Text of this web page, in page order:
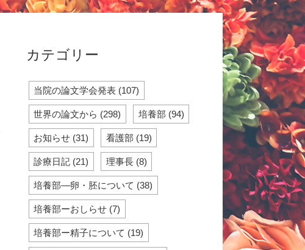
カテゴリー
当院の論文学会発表 (107)
世界の論文から (298) 培養部 (94)
お知らせ (31) 看護部 (19)
診療日記 (21) 理事長 (8)
培養部―卵・胚について (38)
培養部ーおしらせ (7)
培養部ー精子について (19)